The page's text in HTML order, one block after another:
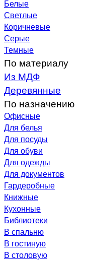
Белые
Светлые
Коричневые
Серые
Темные
По материалу
Из МДФ
Деревянные
По назначению
Офисные
Для белья
Для посуды
Для обуви
Для одежды
Для документов
Гардеробные
Книжные
Кухонные
Библиотеки
В спальню
В гостиную
В столовую